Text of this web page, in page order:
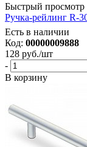
Быстрый просмотр
Ручка-рейлинг R-
Есть в наличии
Код: 00000009888
128 руб./шт
-
В корзину